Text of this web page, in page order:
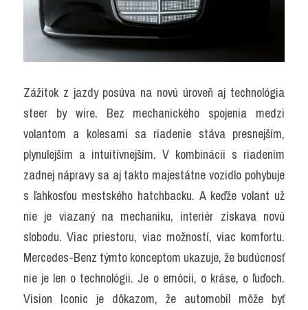
Zážitok z jazdy posúva na novú úroveň aj technológia
steer by wire. Bez mechanického spojenia medzi
volantom a kolesami sa riadenie stáva presnejším,
plynulejším a intuitívnejším. V kombinácii s riadením
zadnej nápravy sa aj takto majestátne vozidlo pohybuje
s ľahkosťou mestského hatchbacku. A keďže volant už
nie je viazaný na mechaniku, interiér získava novú
slobodu. Viac priestoru, viac možností, viac komfortu.
Mercedes-Benz týmto konceptom ukazuje, že budúcnosť
nie je len o technológii. Je o emócii, o kráse, o ľuďoch.
Vision Iconic je dôkazom, že automobil môže byť